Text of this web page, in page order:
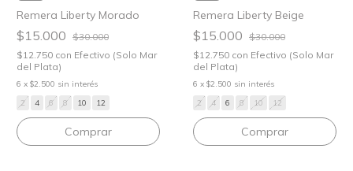
Remera Liberty Morado
$15.000 $30.000
$12.750 con Efectivo (Solo Mar
del Plata)
6 x $2.500 sin interés
2
4 6 8 10 12
Comprar
Remera Liberty Beige
$15.000 $30.000
$12.750 con Efectivo (Solo Mar
del Plata)
6 x $2.500 sin interés
2
4 6 8 10 12
Comprar